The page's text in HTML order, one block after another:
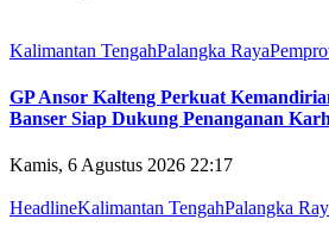
Kalimantan TengahPalangka Raya
GP Ansor Kalteng Perkuat
Banser Siap Dukung Penanganan
Kamis, 6 Agustus 2026 22:17
HeadlineKalimantan TengahPalangka